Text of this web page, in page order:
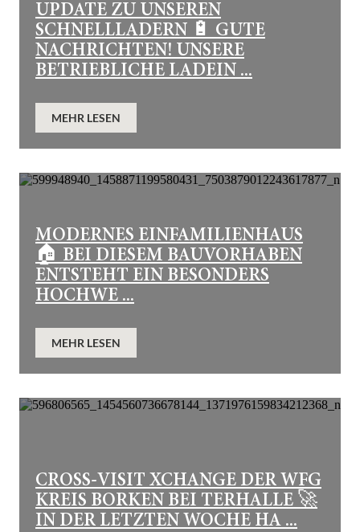
UPDATE ZU UNSEREN
SCHNELLLADERN 🔋 GUTE
NACHRICHTEN! UNSERE
BETRIEBLICHE LADEIN ...
MEHR LESEN
MODERNES EINFAMILIENHAUS
🏠 BEI DIESEM BAUVORHABEN
ENTSTEHT EIN BESONDERS
HOCHWE ...
MEHR LESEN
CROSS-VISIT XCHANGE DER WFG
KREIS BORKEN BEI TERHALLE 🚀
IN DER LETZTEN WOCHE HA ...